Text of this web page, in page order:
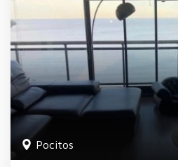
Pocitos